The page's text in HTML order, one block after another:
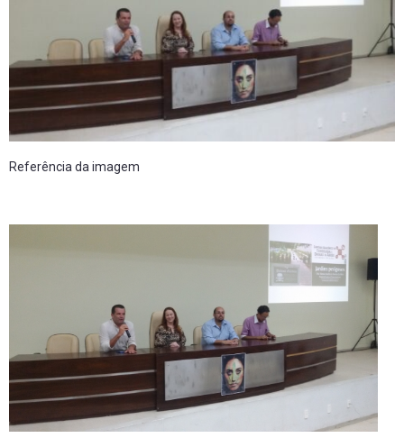
Referência da imagem